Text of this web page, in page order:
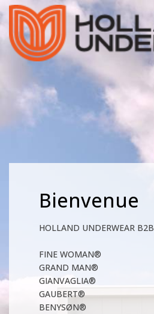
Bienvenue
HOLLAND UNDERWEAR B2B
FINE WOMAN®
GRAND MAN®
GIANVAGLIA®
GAUBERT®
BENYSØN®